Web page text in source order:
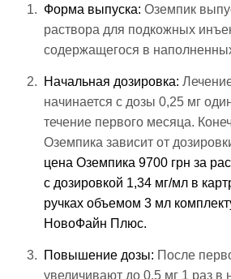
Форма выпуска: Оземпик
раствора для подкожных
содержащегося в
Начальная дозировка:
начинается с дозы 0,25 мг
течение первого месяца.
Оземпика зависит от
цена Оземпика 9700 грн за
с дозировкой 1,34 мг/мл в
ручках объемом 3 мл
НовоФайн Плюс.
Повышение дозы: После
увеличивают до 0,5 мг 1 раз в